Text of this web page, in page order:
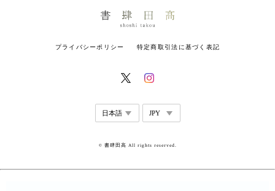
プライバシーポリシー 特定商取引法に基づく表記
© 書肆田高 All rights reserved.